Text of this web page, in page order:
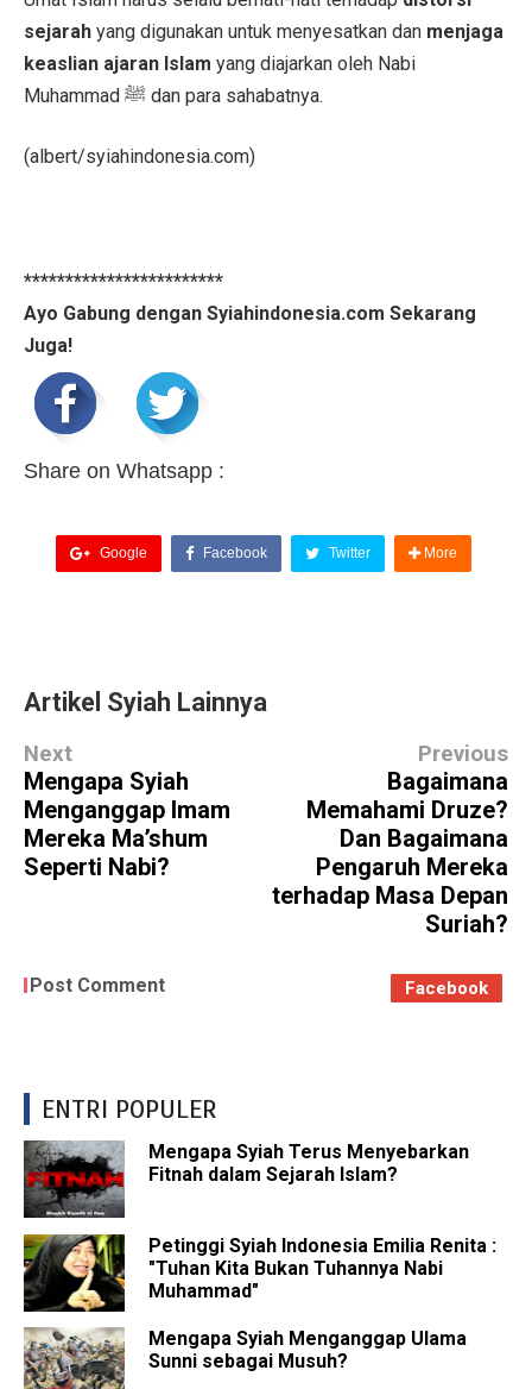
sejarah yang digunakan untuk menyesatkan dan menjaga
keaslian ajaran Islam yang diajarkan oleh Nabi
Muhammad ﷺ dan para sahabatnya.
(albert/syiahindonesia.com)
************************
Ayo Gabung dengan Syiahindonesia.com Sekarang
Juga!
Share on Whatsapp :
Google Facebook Twitter More
Artikel Syiah Lainnya
Next
Mengapa Syiah
Menganggap Imam
Mereka Ma’shum
Seperti Nabi?
Previous
Bagaimana
Memahami Druze?
Dan Bagaimana
Pengaruh Mereka
terhadap Masa Depan
Suriah?
Post Comment Facebook
ENTRI POPULER
Mengapa Syiah Terus Menyebarkan
Fitnah dalam Sejarah Islam?
Petinggi Syiah Indonesia Emilia Renita :
"Tuhan Kita Bukan Tuhannya Nabi
Muhammad"
Mengapa Syiah Menganggap Ulama
Sunni sebagai Musuh?